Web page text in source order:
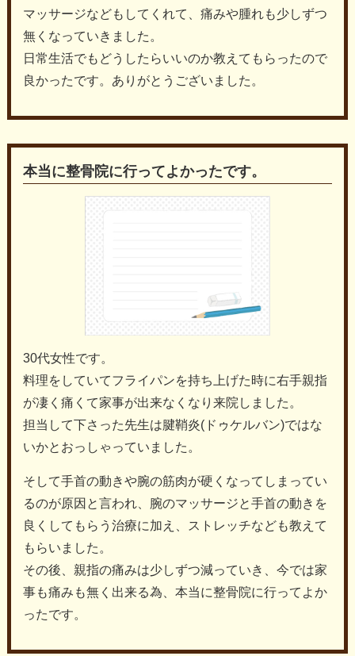
マッサージなどもしてくれて、痛みや腫れも少しずつ
無くなっていきました。
日常生活でもどうしたらいいのか教えてもらったので
良かったです。ありがとうございました。
本当に整骨院に行ってよかったです。
30代女性です。
料理をしていてフライパンを持ち上げた時に右手親指
が凄く痛くて家事が出来なくなり来院しました。
担当して下さった先生は腱鞘炎(ドゥケルバン)ではな
いかとおっしゃっていました。
そして手首の動きや腕の筋肉が硬くなってしまってい
るのが原因と言われ、腕のマッサージと手首の動きを
良くしてもらう治療に加え、ストレッチなども教えて
もらいました。
その後、親指の痛みは少しずつ減っていき、今では家
事も痛みも無く出来る為、本当に整骨院に行ってよか
ったです。